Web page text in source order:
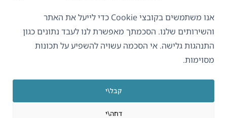
אנו משתמשים בקובצי Cookie כדי לייעל את האתר
והשירותים שלנו. הסכמתך מאפשרת לנו לעבד נתונים כגון
התנהגות גלישה. אי הסכמה עשויה להשפיע על תכונות
מסוימות.
קבל\י
דחה\י
אודות WPML
הצטרף לצוות שלנו(נפתח
(נפתח
בחלון
(נפתח
בחלון
(נפתח